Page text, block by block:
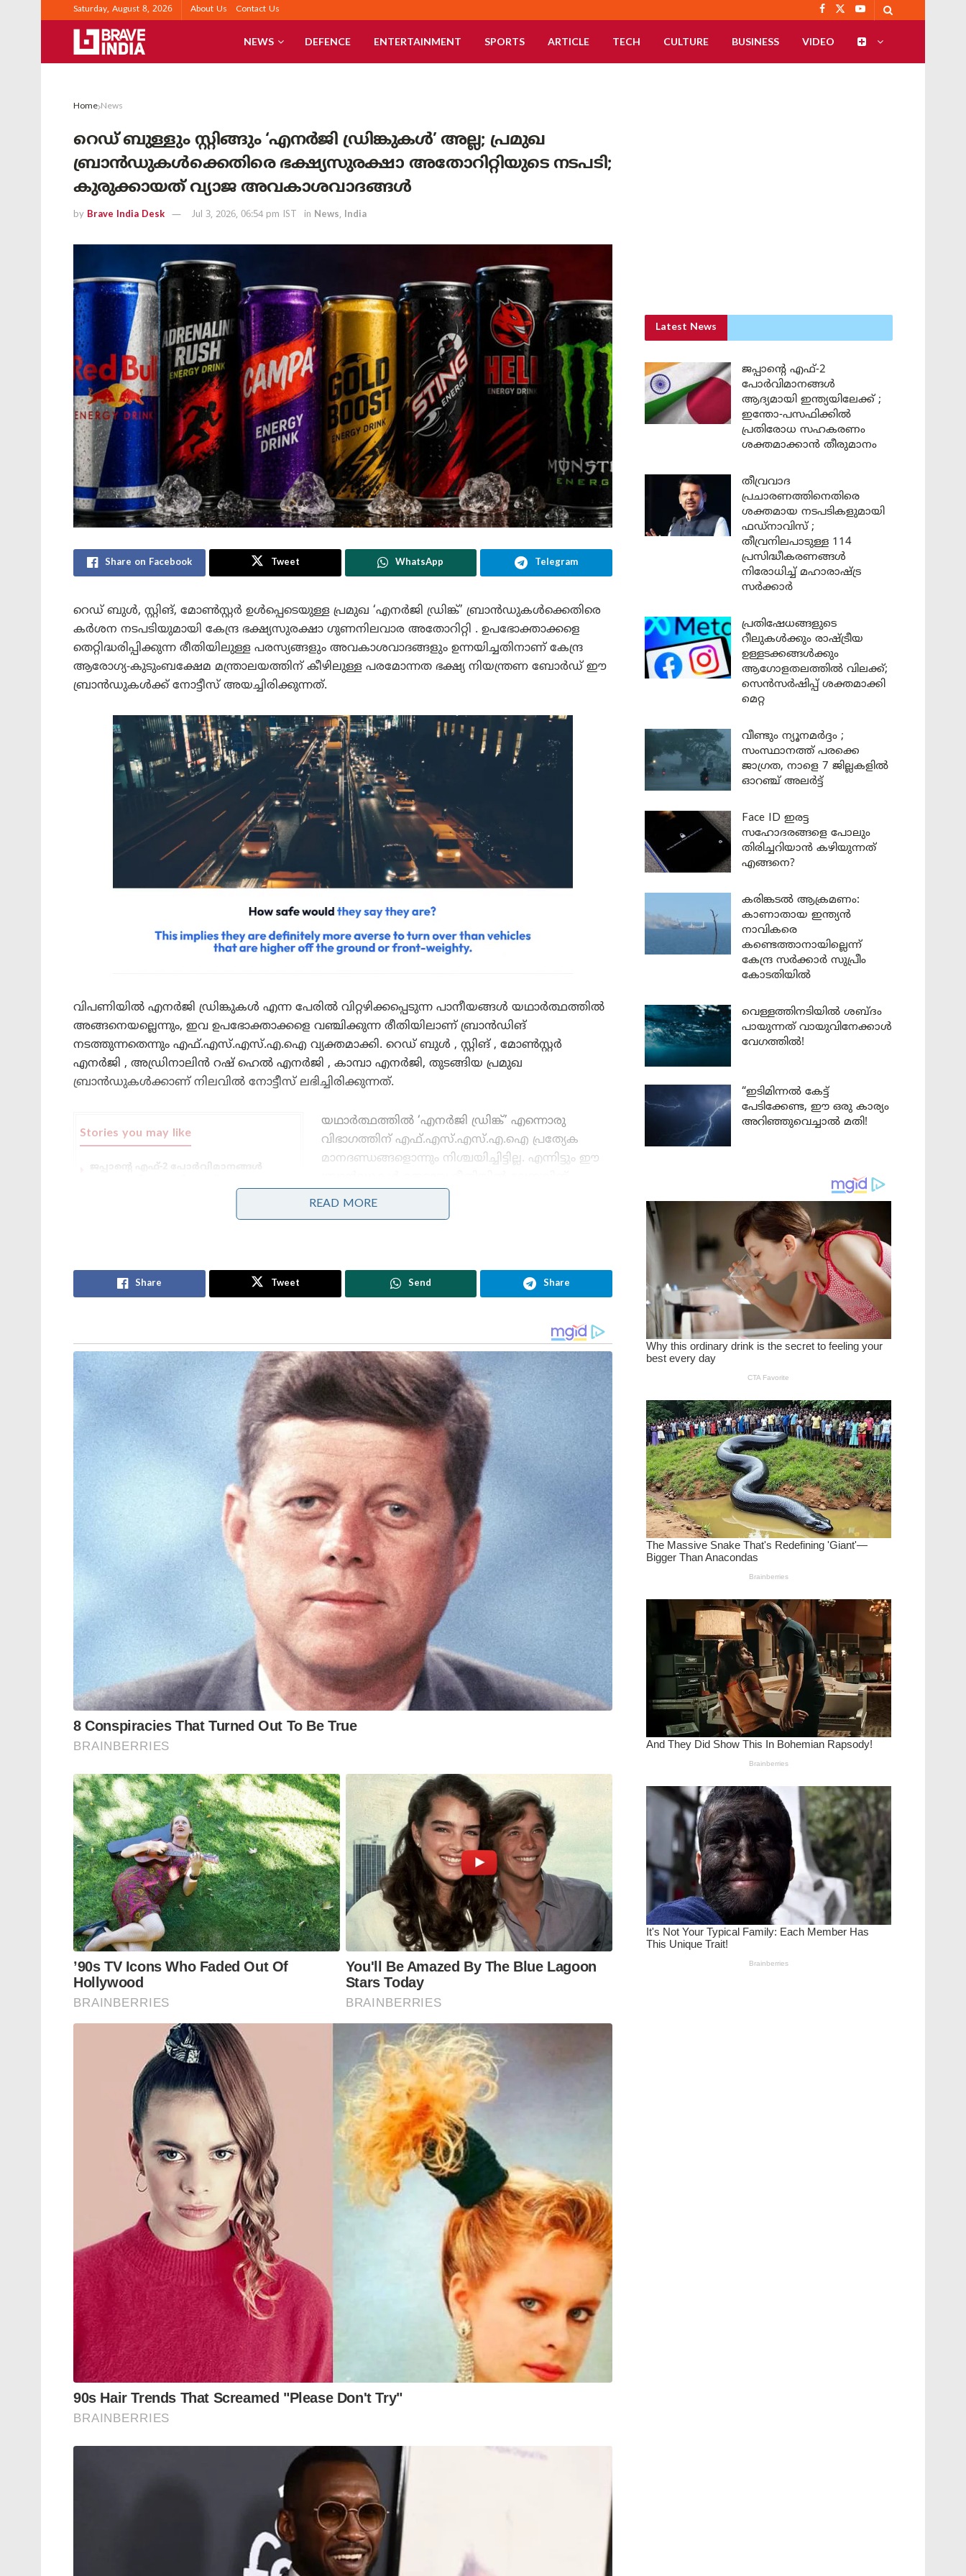
Saturday, August 8, 2026 About Us Contact Us
NEWS DEFENCE ENTERTAINMENT SPORTS ARTICLE TECH CULTURE BUSINESS VIDEO
Home News
റെഡ് ബുള്ളും സ്റ്റിങ്ങും ‘എനർജി ഡ്രിങ്കുകൾ’ അല്ല; പ്രമുഖ
ബ്രാൻഡുകൾക്കെതിരെ ഭക്ഷ്യസുരക്ഷാ അതോറിറ്റിയുടെ നടപടി;
കുരുക്കായത് വ്യാജ അവകാശവാദങ്ങൾ
by Brave India Desk Jul 3, 2026, 06:54 pm IST in News, India
Share on Facebook Tweet WhatsApp Telegram
റെഡ് ബുൾ, സ്റ്റിങ്, മോൺസ്റ്റർ ഉൾപ്പെടെയുള്ള പ്രമുഖ ‘എനർജി ഡ്രിങ്ക്’ ബ്രാൻഡുകൾക്കെതിരെ
കർശന നടപടിയുമായി കേന്ദ്ര ഭക്ഷ്യസുരക്ഷാ ഗുണനിലവാര അതോറിറ്റി . ഉപഭോക്താക്കളെ
തെറ്റിദ്ധരിപ്പിക്കുന്ന രീതിയിലുള്ള പരസ്യങ്ങളും അവകാശവാദങ്ങളും ഉന്നയിച്ചതിനാണ് കേന്ദ്ര
ആരോഗ്യ-കുടുംബക്ഷേമ മന്ത്രാലയത്തിന് കീഴിലുള്ള പരമോന്നത ഭക്ഷ്യ നിയന്ത്രണ ബോർഡ് ഈ
ബ്രാൻഡുകൾക്ക് നോട്ടീസ് അയച്ചിരിക്കുന്നത്.
വിപണിയിൽ എനർജി ഡ്രിങ്കുകൾ എന്ന പേരിൽ വിറ്റഴിക്കപ്പെടുന്ന പാനീയങ്ങൾ യഥാർത്ഥത്തിൽ
അങ്ങനെയല്ലെന്നും, ഇവ ഉപഭോക്താക്കളെ വഞ്ചിക്കുന്ന രീതിയിലാണ് ബ്രാൻഡിങ്
നടത്തുന്നതെന്നും എഫ്.എസ്.എസ്.എ.ഐ വ്യക്തമാക്കി. റെഡ് ബുൾ , സ്റ്റിങ് , മോൺസ്റ്റർ
എനർജി , അഡ്രിനാലിൻ റഷ് ഹെൽ എനർജി , കാമ്പാ എനർജി, തുടങ്ങിയ പ്രമുഖ
ബ്രാൻഡുകൾക്കാണ് നിലവിൽ നോട്ടീസ് ലഭിച്ചിരിക്കുന്നത്.
Stories you may like
ജപ്പാന്റെ എഫ്-2 പോർവിമാനങ്ങൾ
പസഫിക്കിൽ പ്രതിരോധ സഹകരണം
മഹാരാഷ്ട്ര സർക്കാർ
യഥാർത്ഥത്തിൽ ‘എനർജി ഡ്രിങ്ക്’ എന്നൊരു
വിഭാഗത്തിന് എഫ്.എസ്.എസ്.എ.ഐ പ്രത്യേക
മാനദണ്ഡങ്ങളൊന്നും നിശ്ചയിച്ചിട്ടില്ല. എന്നിട്ടും ഈ
നടത്തുന്നു എന്നാണ് കണ്ടെത്തിയിരിക്കുന്നത്.
തങ്ങളുടെ ഔദ്യോഗിക ഇൻസ്റ്റാഗ്രാം പേജിലൂടെ
“ഭക്ഷ്യ സുരക്ഷാ നിയമപ്രകാരമുള്ള ഫുഡ് കാറ്റഗറി
ലേബൽ ചെയ്യാനോ ഉള്ളതല്ല. ‘മനസ്സിനെ ഉണർത്തുന്നു, ശരീരത്തിന് ഊർജ്ജം നൽകുന്നു’, ‘ശ്രദ്ധ
കേന്ദ്രീകരിക്കാൻ സഹായിക്കുന്നു’, ‘ഊർജ്ജ നില വർദ്ധിപ്പിക്കുന്നു’, ‘പൊതുവായ ക്ഷീണം മാറ്റുന്നു’
തുടങ്ങിയ പ്രവർത്തനപരമോ ആരോഗ്യപരമോ ആയ അവകാശവാദങ്ങൾ ഉന്നയിക്കാൻ
ഭക്ഷ്യസുരക്ഷാ നിയമം പ്രകാരം ഒന്നിനും അനുമതിയില്ല.”
ബെംഗളൂരു ആസ്റ്റർ സി.എം.ഐ ഹോസ്പിറ്റലിലെ ക്ലിനിക്കൽ ന്യൂട്രീഷ്യൻ വിഭാഗം മേധാവി
എഡ്‌വിന രാജ് വ്യക്തമാക്കുന്നത് അനുസരിച്ച്, ഇത്തരം പാനീയങ്ങളിൽ അമിത അളവിൽ കഫീൻ
പഞ്ചസാര, മറ്റ് ഉത്തേജക പദാർത്ഥങ്ങൾ എന്നിവ അടങ്ങിയിരിക്കുന്നു. ഇവ താൽക്കാലികമായി
ഒരു ഉന്മേഷം നൽകുമെങ്കിലും താഴെ പറയുന്ന ഗുരുതരമായ ആരോഗ്യ പ്രശ്നങ്ങൾക്ക്
കാരണമാകാം:
അമിതമായ ഹൃദയമിടിപ്പ്
കടുത്ത ഉത്കണ്ഠയും ഉറക്കക്കുറവും
നിർജ്ജലീകരണം, വിട്ടുമാറാത്ത തലവേദന
പെട്ടെന്ന് ഊർജ്ജം ചോർന്നുപോകുന്ന അവസ്ഥ
കുട്ടികൾ, കൗമാരക്കാർ, ഗർഭിണികൾ, ഹൃദ്രോഗമുള്ളവർ, ഉയർന്ന രക്തസമ്മർദ്ദമുള്ളവർ
എന്നിവർ ഇത്തരം പാനീയങ്ങൾ ഉപയോഗിക്കുന്നത് കടുത്ത ആരോഗ്യ പ്രതിസന്ധികൾക്ക്
കാരണമാകും.
നിർമ്മിക്കാനോ സ്ഥിരമായി ശ്രദ്ധ വർദ്ധിപ്പിക്കാനോ കഴിയില്ല. കഫീൻ തലച്ചോറിനെ ഉത്തേജിപ്പിച്ച്
താൽക്കാലികമായി മാത്രം അലർട്ട്നെസ്സ് നിലനിർത്തുന്നു എന്ന് മാത്രം. പഞ്ചസാര പെട്ടെന്ന് ഒരു
എനർജി നൽകുമെങ്കിലും അത് വളരെ കുറഞ്ഞ സമയത്തേക്ക് മാത്രമായിരിക്കും. കൃത്യമായ
ഉറക്കം, സമീകൃതാഹാരം, വ്യായാമം എന്നിവയ്ക്ക് പകരമാകാൻ ഇത്തരം കൃത്രിമ പാനീയങ്ങൾക്ക്
ഒരിക്കലും സാധിക്കില്ല.
Tags: FSSAI ENERGY DRINK
READ MORE
Share Tweet Send Share
Latest News
ജപ്പാന്റെ എഫ്-2
പോർവിമാനങ്ങൾ
ആദ്യമായി ഇന്ത്യയിലേക്ക് ;
ഇന്തോ-പസഫിക്കിൽ
പ്രതിരോധ സഹകരണം
ശക്തമാക്കാൻ തീരുമാനം
തീവ്രവാദ
പ്രചാരണത്തിനെതിരെ
ശക്തമായ നടപടികളുമായി
ഫഡ്നാവിസ് ;
തീവ്രനിലപാടുള്ള 114
പ്രസിദ്ധീകരണങ്ങൾ
നിരോധിച്ച് മഹാരാഷ്ട്ര
സർക്കാർ
പ്രതിഷേധങ്ങളുടെ
റീലുകൾക്കും രാഷ്ട്രീയ
ഉള്ളടക്കങ്ങൾക്കും
ആഗോളതലത്തിൽ വിലക്ക്;
സെൻസർഷിപ്പ് ശക്തമാക്കി
മെറ്റ
വീണ്ടും ന്യൂനമർദ്ദം ;
സംസ്ഥാനത്ത് പരക്കെ
ജാഗ്രത, നാളെ 7 ജില്ലകളിൽ
ഓറഞ്ച് അലർട്ട്
Face ID ഇരട്ട
സഹോദരങ്ങളെ പോലും
തിരിച്ചറിയാൻ കഴിയുന്നത്
എങ്ങനെ?
കരിങ്കടൽ ആക്രമണം:
കാണാതായ ഇന്ത്യൻ
നാവികരെ
കണ്ടെത്താനായില്ലെന്ന്
കേന്ദ്ര സർക്കാർ സുപ്രീം
കോടതിയിൽ
വെള്ളത്തിനടിയിൽ ശബ്ദം
പായുന്നത് വായുവിനേക്കാൾ
വേഗത്തിൽ!
“ഇടിമിന്നൽ കേട്ട്
പേടിക്കേണ്ട, ഈ ഒരു കാര്യം
അറിഞ്ഞുവെച്ചാൽ മതി!